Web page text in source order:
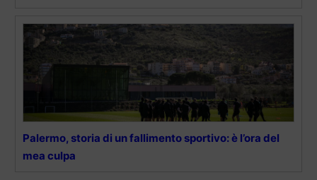
Palermo, storia di un fallimento sportivo: è l’ora del
mea culpa